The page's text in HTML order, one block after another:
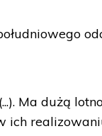
Ma dużą